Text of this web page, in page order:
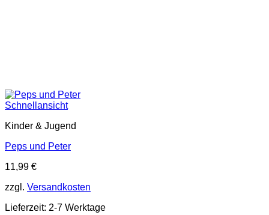
Schnellansicht
Kinder & Jugend
Peps und Peter
11,99 €
zzgl. Versandkosten
Lieferzeit: 2-7 Werktage